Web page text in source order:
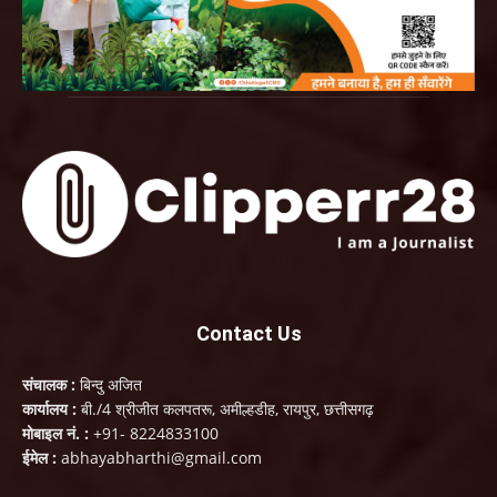
Contact Us
संचालक : बिन्दु अजित
कार्यालय : बी./4 श्रीजीत कलपतरू, अमील्हडीह, रायपुर, छत्तीसगढ़
मोबाइल नं. : +91- 8224833100
ईमेल : abhayabharthi@gmail.com